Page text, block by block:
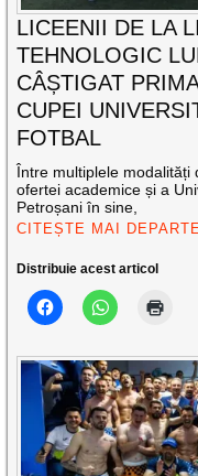
LICEENII DE LA
TEHNOLOGIC
CÂȘTIGAT
CUPEI
FOTBAL
Între multiplele modalități
ofertei academice și a
Petroșani în sine,
CITEȘTE MAI DEPARTE
Distribuie acest articol